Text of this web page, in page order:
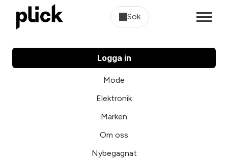
Sök
Logga in
Mode
Elektronik
Märken
Om oss
Nybegagnat